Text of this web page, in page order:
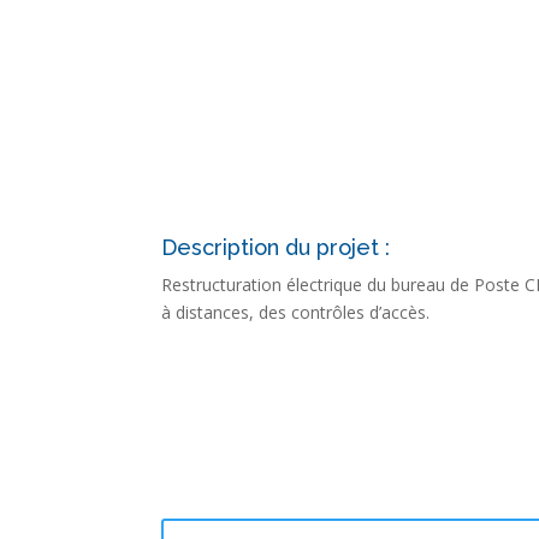
Description du projet :
Restructuration électrique du bureau de Poste
à distances, des contrôles d’accès.